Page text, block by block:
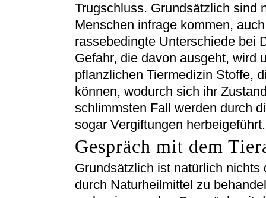
Trugschluss. Grundsätzlich sind
Menschen infrage kommen,
rassebedingte Unterschiede bei
Gefahr, die davon ausgeht, wird
pflanzlichen Tiermedizin Stoffe,
können, wodurch sich ihr
schlimmsten Fall werden durch
sogar Vergiftungen herbeigeführt.
Gespräch mit dem
Grundsätzlich ist natürlich
durch Naturheilmittel zu